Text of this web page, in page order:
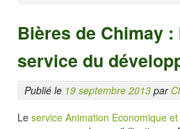
Objectif
Description
Le développement durable
Bières de Chimay
service du
Publié le 19 septembre 2013 par
Le service Animation Economique